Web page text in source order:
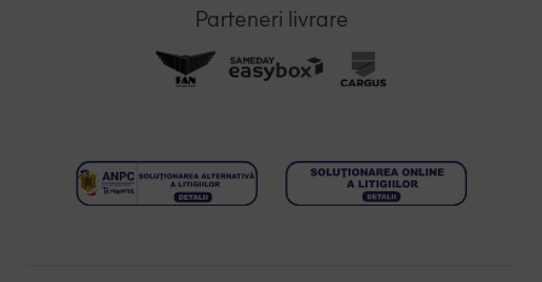
Parteneri livrare